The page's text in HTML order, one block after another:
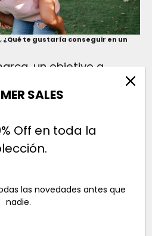
¿Qué te gustaría conseguir en un
un objetivo a
es abrir tienda física en
empezando por
conseguir. Y a un largo plazo,
colaboración con una marca
del mundo influencer.
para el público pero
SALES
Off en toda la
las novedades antes que
nadie.